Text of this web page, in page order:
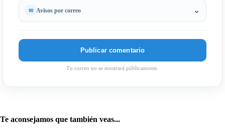
Avisos por correo
Tu correo no se mostrará públicamente.
Te aconsejamos que también veas...